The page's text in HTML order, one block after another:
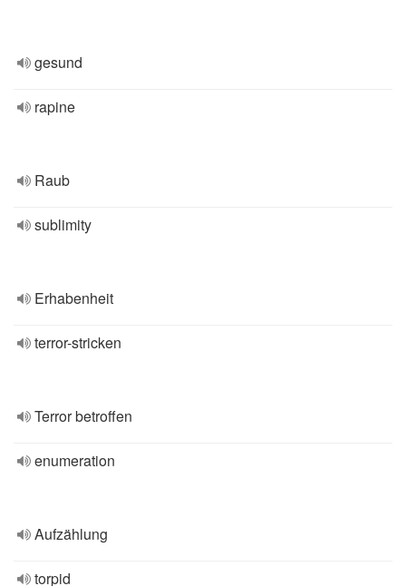
gesund
rapine
Raub
sublimity
Erhabenheit
terror-stricken
Terror betroffen
enumeration
Aufzählung
torpid